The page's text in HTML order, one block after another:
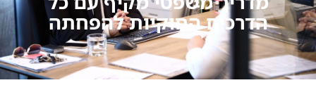
הדרכים החוקיות להפחתה